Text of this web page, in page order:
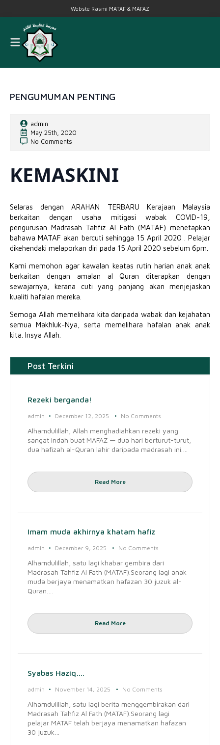
Webste Rasmi MATAF & MAFAZ
PENGUMUMAN PENTING
admin
May 25th, 2020
No Comments
KEMASKINI
Selaras dengan ARAHAN TERBARU Kerajaan Malaysia
berkaitan dengan usaha mitigasi wabak COVID-19,
pengurusan Madrasah Tahfiz Al Fath (MATAF) menetapkan
bahawa MATAF akan bercuti sehingga 15 April 2020 . Pelajar
dikehendaki melaporkan diri pada 15 April 2020 sebelum 6pm.
Kami memohon agar kawalan keatas rutin harian anak anak
berkaitan dengan amalan al Quran diterapkan dengan
sewajarnya, kerana cuti yang panjang akan menjejaskan
kualiti hafalan mereka.
Semoga Allah memelihara kita daripada wabak dan kejahatan
semua Makhluk-Nya, serta memelihara hafalan anak anak
kita. Insya Allah.
Post Terkini
Rezeki berganda!
admin December 12, 2025 No Comments
Alhamdulillah, Allah menghadiahkan rezeki yang
sangat indah buat MAFAZ — dua hari berturut-turut,
dua hafizah al-Quran lahir daripada madrasah ini.…
Read More
Imam muda akhirnya khatam hafiz
admin December 9, 2025 No Comments
Alhamdulillah, satu lagi khabar gembira dari
Madrasah Tahfiz Al Fath (MATAF).Seorang lagi anak
muda berjaya menamatkan hafazan 30 juzuk al-
Quran.…
Read More
Syabas Haziq….
admin November 14, 2025 No Comments
Alhamdulillah, satu lagi berita menggembirakan dari
Madrasah Tahfiz Al Fath (MATAF).Seorang lagi
pelajar MATAF telah berjaya menamatkan hafazan
30 juzuk…